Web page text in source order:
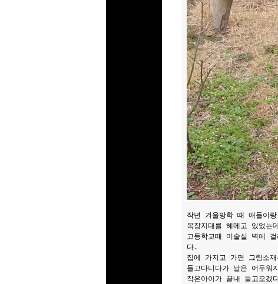
작년 겨울방학 때 애들이
목장지대를 헤메고 있었
고등학교때 미술실 벽에
다.
집에 가지고 가면 그림소
들고다니다가 날은 어두
작은아이가 끝내 들고오